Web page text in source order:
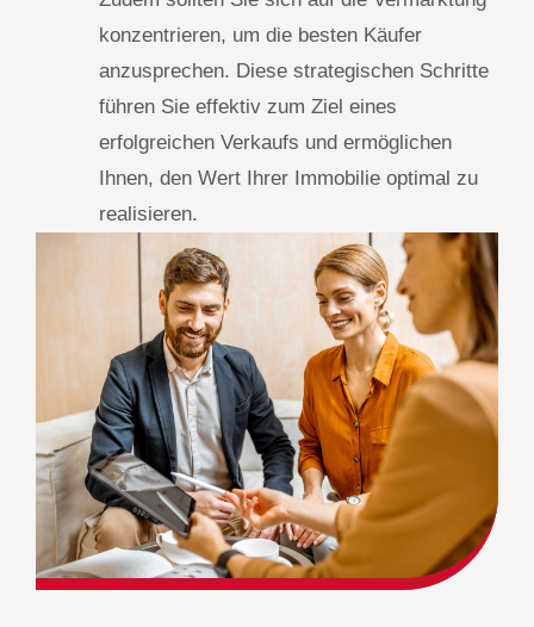
konzentrieren, um die besten Käufer
anzusprechen. Diese strategischen Schritte
führen Sie effektiv zum Ziel eines
erfolgreichen Verkaufs und ermöglichen
Ihnen, den Wert Ihrer Immobilie optimal zu
realisieren.